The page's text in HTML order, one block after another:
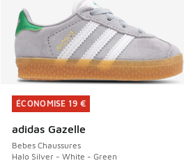
ÉCONOMISE 19 €
adidas Gazelle
Bebes Chaussures
Halo Silver - White - Green
ÉCONOMISE 19 €